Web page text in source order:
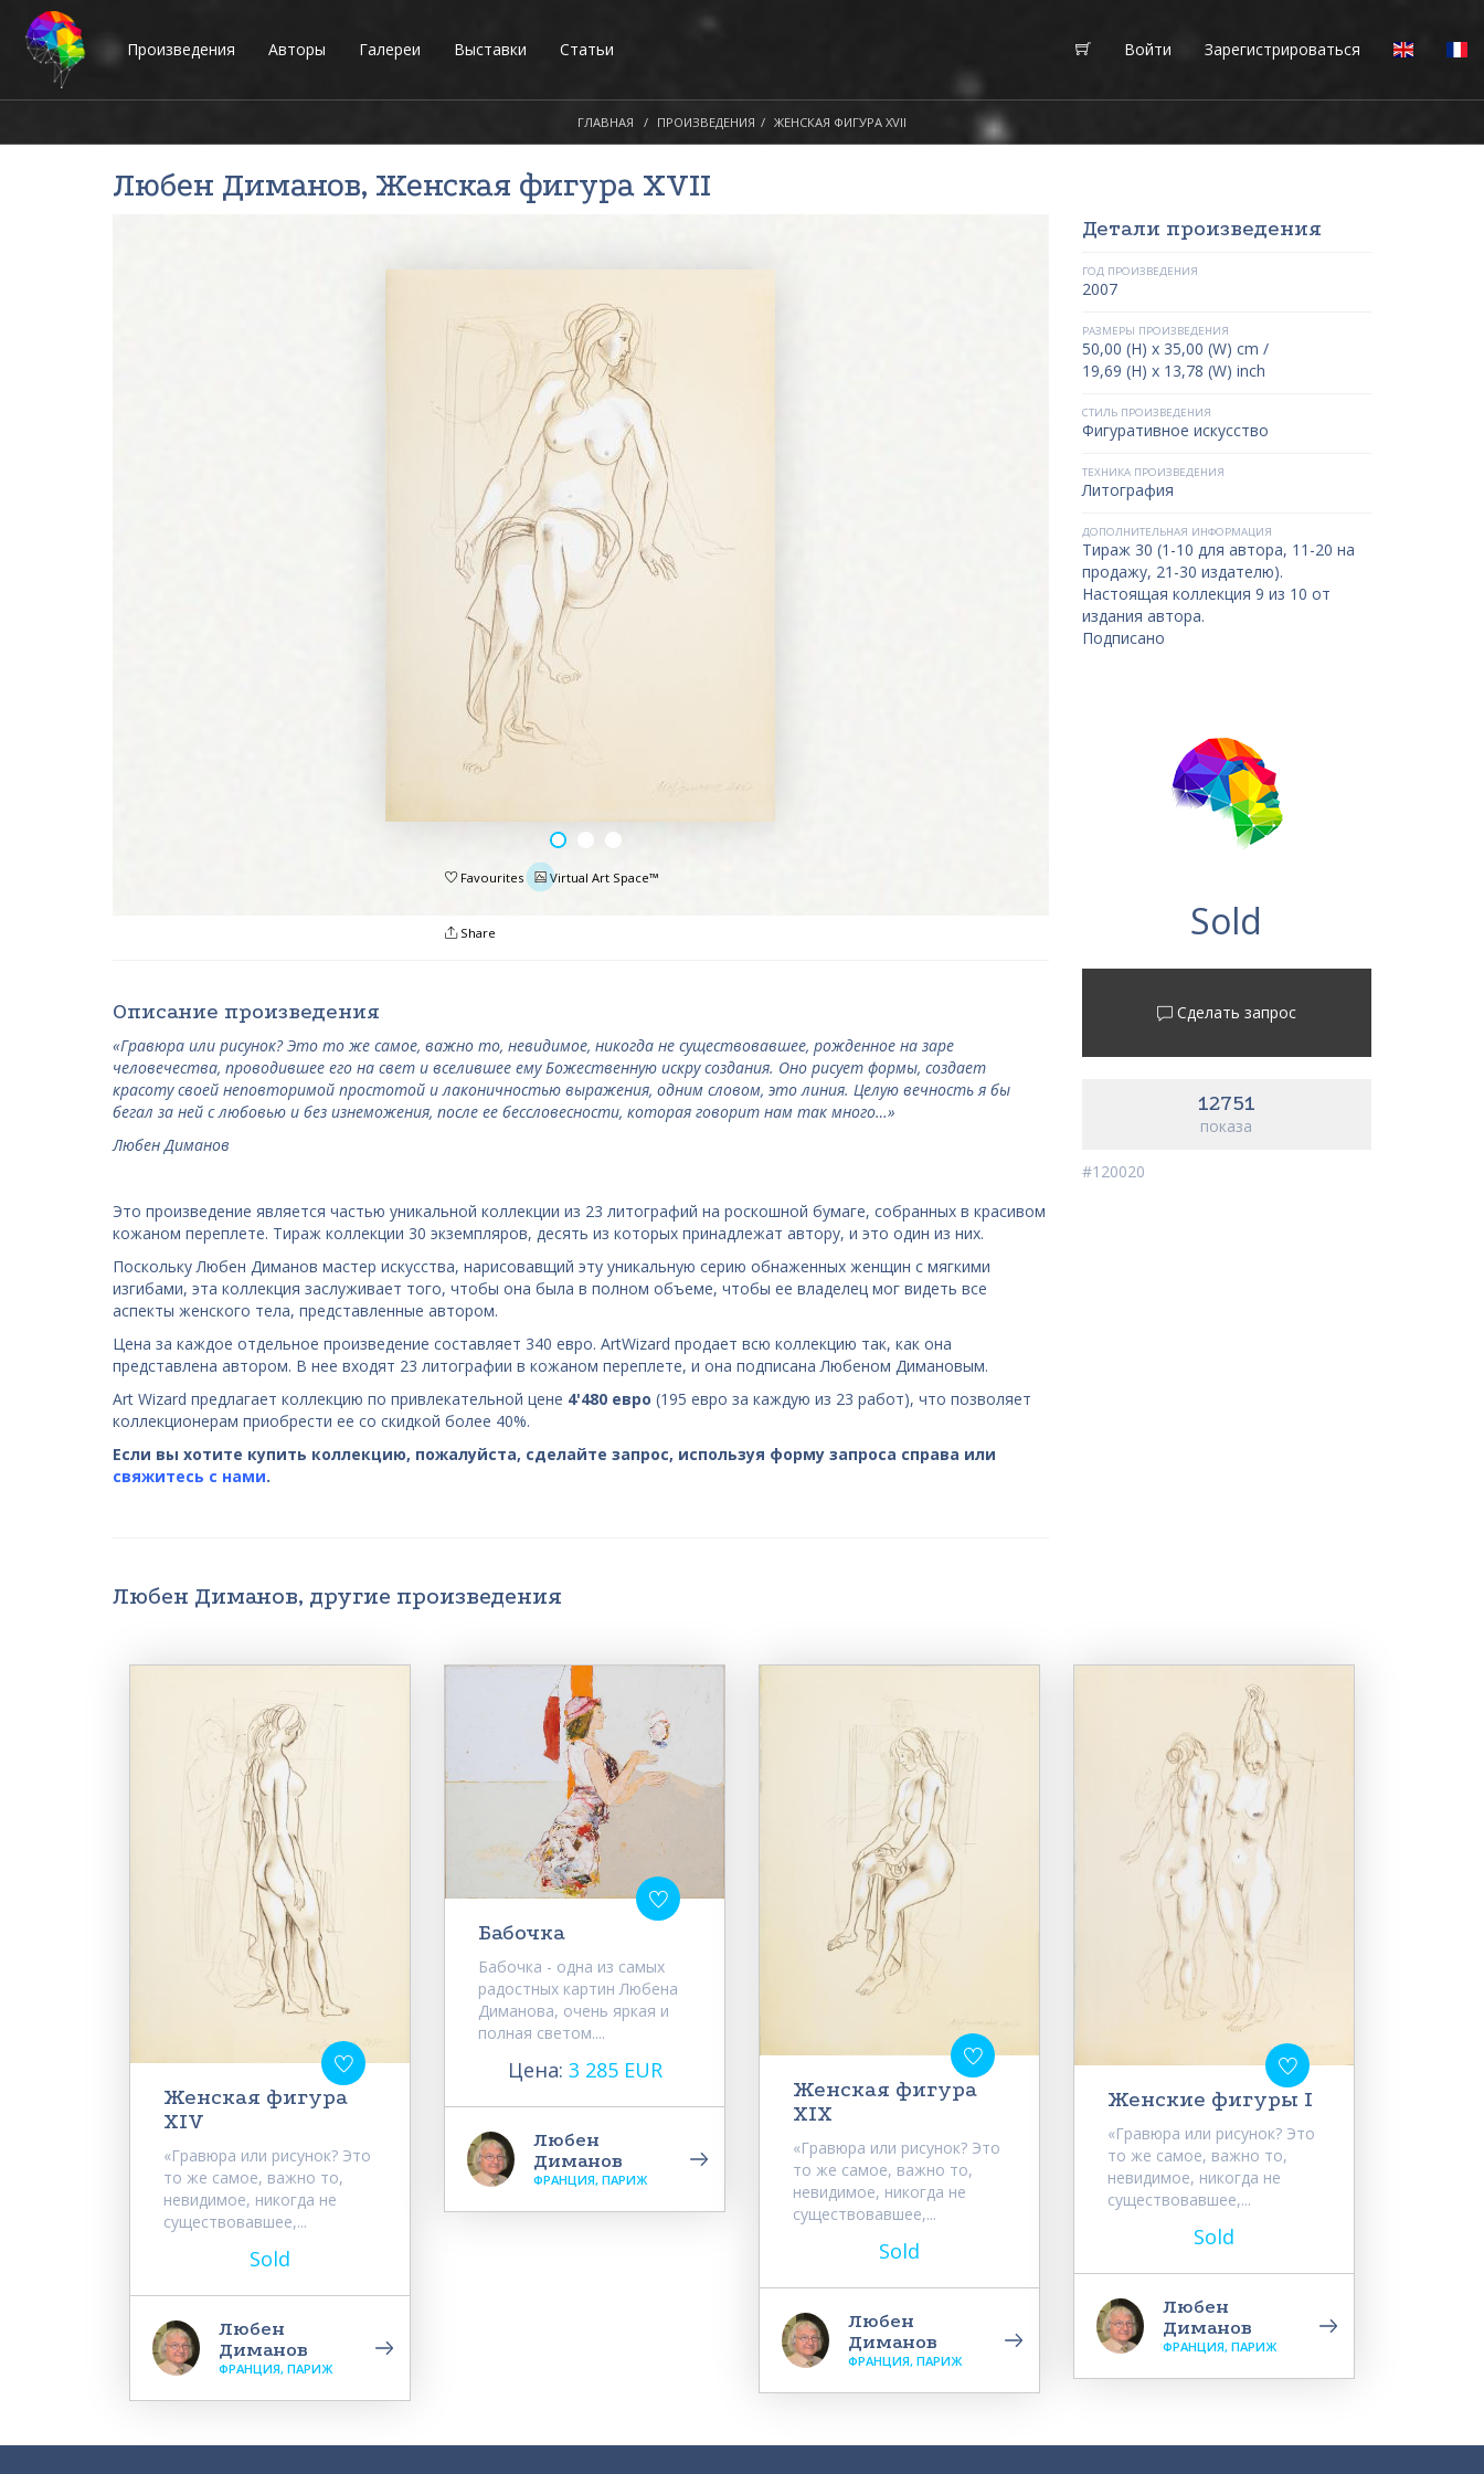
Произведения Авторы Галереи Выставки Статьи Войти Зарегистрироваться
ГЛАВНАЯ ПРОИЗВЕДЕНИЯ ЖЕНСКАЯ ФИГУРА XVII
Любен Диманов, Женская фигура XVII
Favourites Virtual Art Space™
Share
Описание произведения
«Гравюра или рисунок? Это то же самое, важно то, невидимое, никогда не существовавшее, рожденное на заре
человечества, проводившее его на свет и вселившее ему Божественную искру создания. Оно рисует формы, создает
красоту своей неповторимой простотой и лаконичностью выражения, одним словом, это линия. Целую вечность я бы
бегал за ней с любовью и без изнеможения, после ее бессловесности, которая говорит нам так много…»
Любен Диманов
Это произведение является частью уникальной коллекции из 23 литографий на роскошной бумаге, собранных в красивом
кожаном переплете. Тираж коллекции 30 экземпляров, десять из которых принадлежат автору, и это один из них.
Поскольку Любен Диманов мастер искусства, нарисовавщий эту уникальную серию обнаженных женщин с мягкими
изгибами, эта коллекция заслуживает того, чтобы она была в полном объеме, чтобы ее владелец мог видеть все
аспекты женского тела, представленные автором.
Цена за каждое отдельное произведение составляет 340 евро. ArtWizard продает всю коллекцию так, как она
представлена автором. В нее входят 23 литографии в кожаном переплете, и она подписана Любеном Димановым.
Art Wizard предлагает коллекцию по привлекательной цене 4'480 евро (195 евро за каждую из 23 работ), что позволяет
коллекционерам приобрести ее со скидкой более 40%.
Если вы хотите купить коллекцию, пожалуйста, сделайте запрос, используя форму запроса справа или
свяжитесь с нами.
Детали произведения
ГОД ПРОИЗВЕДЕНИЯ
2007
РАЗМЕРЫ ПРОИЗВЕДЕНИЯ
50,00 (H) x 35,00 (W) cm /
19,69 (H) x 13,78 (W) inch
СТИЛЬ ПРОИЗВЕДЕНИЯ
Фигуративное искусство
ТЕХНИКА ПРОИЗВЕДЕНИЯ
Литография
ДОПОЛНИТЕЛЬНАЯ ИНФОРМАЦИЯ
Тираж 30 (1-10 для автора, 11-20 на
продажу, 21-30 издателю).
Настоящая коллекция 9 из 10 от
издания автора.
Подписано
Sold
Сделать запрос
12751
показа
#120020
Любен Диманов, другие произведения
Женская фигура
XIV
«Гравюра или рисунок? Это
то же самое, важно то,
невидимое, никогда не
существовавшее,...
Sold
Любен
Диманов
ФРАНЦИЯ, ПАРИЖ
Бабочка
Бабочка - одна из самых
радостных картин Любена
Диманова, очень яркая и
полная светом....
Цена: 3 285 EUR
Любен
Диманов
ФРАНЦИЯ, ПАРИЖ
Женская фигура
XIX
«Гравюра или рисунок? Это
то же самое, важно то,
невидимое, никогда не
существовавшее,...
Sold
Любен
Диманов
ФРАНЦИЯ, ПАРИЖ
Женские фигуры I
«Гравюра или рисунок? Это
то же самое, важно то,
невидимое, никогда не
существовавшее,...
Sold
Любен
Диманов
ФРАНЦИЯ, ПАРИЖ